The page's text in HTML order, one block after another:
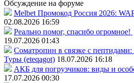
Обсуждение на форуме
Melbet Промокод Россия 2026:
02.08.2026 16:59
Реально помог, спасибо огромное!
19.07.2026 01:43
Соматропин в связке с пептидами:
Туры (eteqagot) 18.07.2026 16:18
АКБ для погрузчиков: виды и
17.07.2026 00:30